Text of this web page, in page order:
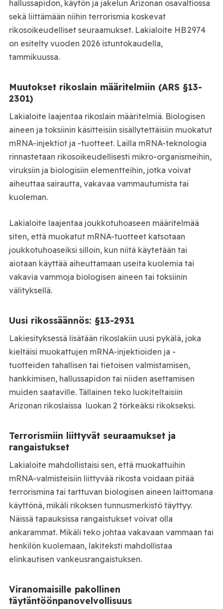
hallussapidon, käytön ja jakelun Arizonan osavaltiossa
sekä liittämään niihin terrorismia koskevat
rikosoikeudelliset seuraamukset. Lakialoite HB 2974
on esitelty vuoden 2026 istuntokaudella,
tammikuussa.
Muutokset rikoslain määritelmiin (ARS §13-
2301)
Lakialoite laajentaa rikoslain määritelmiä. Biologisen
aineen ja toksiinin käsitteisiin sisällytettäisiin muokatut
mRNA-injektiot ja -tuotteet. Lailla mRNA-teknologia
rinnastetaan rikosoikeudellisesti mikro-organismeihin,
viruksiin ja biologisiin elementteihin, jotka voivat
aiheuttaa sairautta, vakavaa vammautumista tai
kuoleman.
Lakialoite laajentaa joukkotuhoaseen määritelmää
siten, että muokatut mRNA-tuotteet katsotaan
joukkotuhoaseiksi silloin, kun niitä käytetään tai
aiotaan käyttää aiheuttamaan useita kuolemia tai
vakavia vammoja biologisen aineen tai toksiinin
välityksellä.
Uusi rikossäännös: §13-2931
Lakiesityksessä lisätään rikoslakiin uusi pykälä, joka
kieltäisi muokattujen mRNA-injektioiden ja -
tuotteiden tahallisen tai tietoisen valmistamisen,
hankkimisen, hallussapidon tai niiden asettamisen
muiden saataville. Tällainen teko luokiteltaisiin
Arizonan rikoslaissa luokan 2 törkeäksi rikokseksi.
Terrorismiin liittyvät seuraamukset ja
rangaistukset
Lakialoite mahdollistaisi sen, että muokattuihin
mRNA-valmisteisiin liittyvää rikosta voidaan pitää
terrorismina tai tarttuvan biologisen aineen laittomana
käyttönä, mikäli rikoksen tunnusmerkistö täyttyy.
Näissä tapauksissa rangaistukset voivat olla
ankarammat. Mikäli teko johtaa vakavaan vammaan tai
henkilön kuolemaan, lakiteksti mahdollistaa
elinkautisen vankeusrangaistuksen.
Viranomaisille pakollinen
täytäntöönpanovelvollisuus